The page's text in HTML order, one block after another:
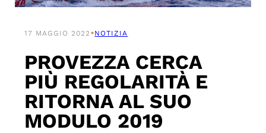
17 MAGGIO 2022 •NOTIZIA
PROVEZZA CERCA
PIÙ REGOLARITÀ E
RITORNA AL SUO
MODULO 2019